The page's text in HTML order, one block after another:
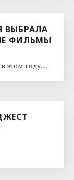
ВЫБРАЛА
ФИЛЬМЫ
этом году. ...